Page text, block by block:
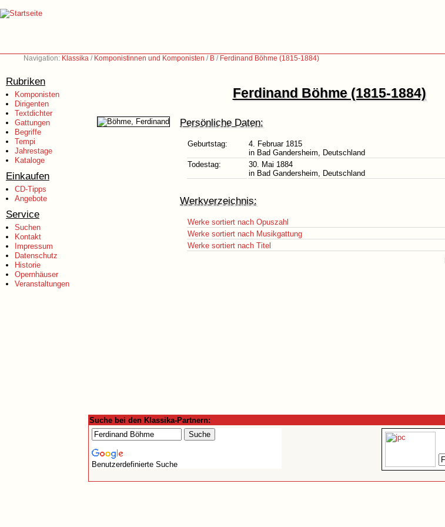
Navigation: Klassika / Komponistinnen und Komponisten / B / Ferdinand Böhme (1815-1884)
Rubriken
Komponisten
Dirigenten
Textdichter
Gattungen
Begriffe
Tempi
Jahrestage
Kataloge
Einkaufen
CD-Tipps
Angebote
Service
Suchen
Kontakt
Impressum
Datenschutz
Historie
Opernhäuser
Veranstaltungen
Ferdinand Böhme (1815-1884)
Persönliche Daten:
Geburtstag:
4. Februar 1815
in Bad Gandersheim, Deutschland
Todestag:
30. Mai 1884
in Bad Gandersheim, Deutschland
Werkverzeichnis:
Werke sortiert nach Opuszahl
Werke sortiert nach Musikgattung
Werke sortiert nach Titel
Suche bei den Klassika-Partnern:
Benutzerdefinierte Suche